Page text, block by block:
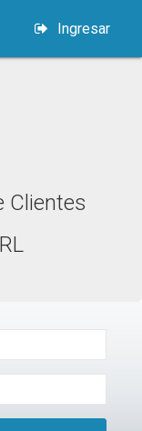
Ingresar
Clientes